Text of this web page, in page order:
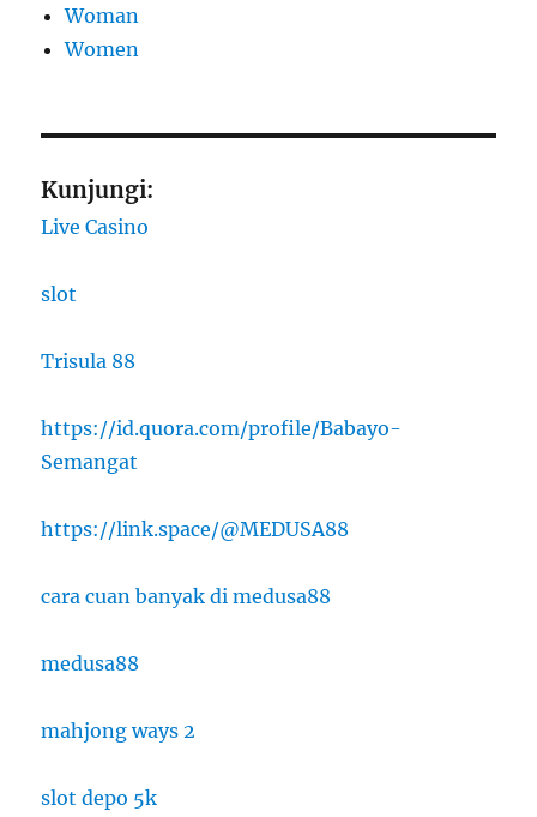
Woman
Women
Kunjungi:
Live Casino
slot
Trisula 88
https://id.quora.com/profile/Babayo-
Semangat
https://link.space/@MEDUSA88
cara cuan banyak di medusa88
medusa88
mahjong ways 2
slot depo 5k